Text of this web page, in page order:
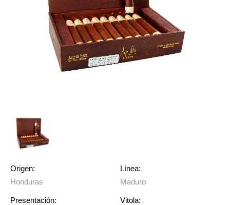
Origen:
Honduras
Presentación:
Línea:
Maduro
Vitola: